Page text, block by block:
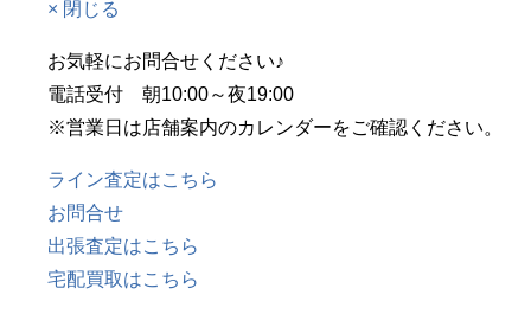
× 閉じる
お気軽にお問合せください♪
電話受付 朝10:00～夜19:00
※営業日は店舗案内のカレンダーをご確認ください。
ライン査定はこちら
お問合せ
出張査定はこちら
宅配買取はこちら